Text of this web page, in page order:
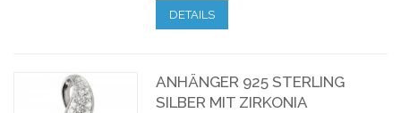
DETAILS
ANHÄNGER 925 STERLING
SILBER MIT ZIRKONIA